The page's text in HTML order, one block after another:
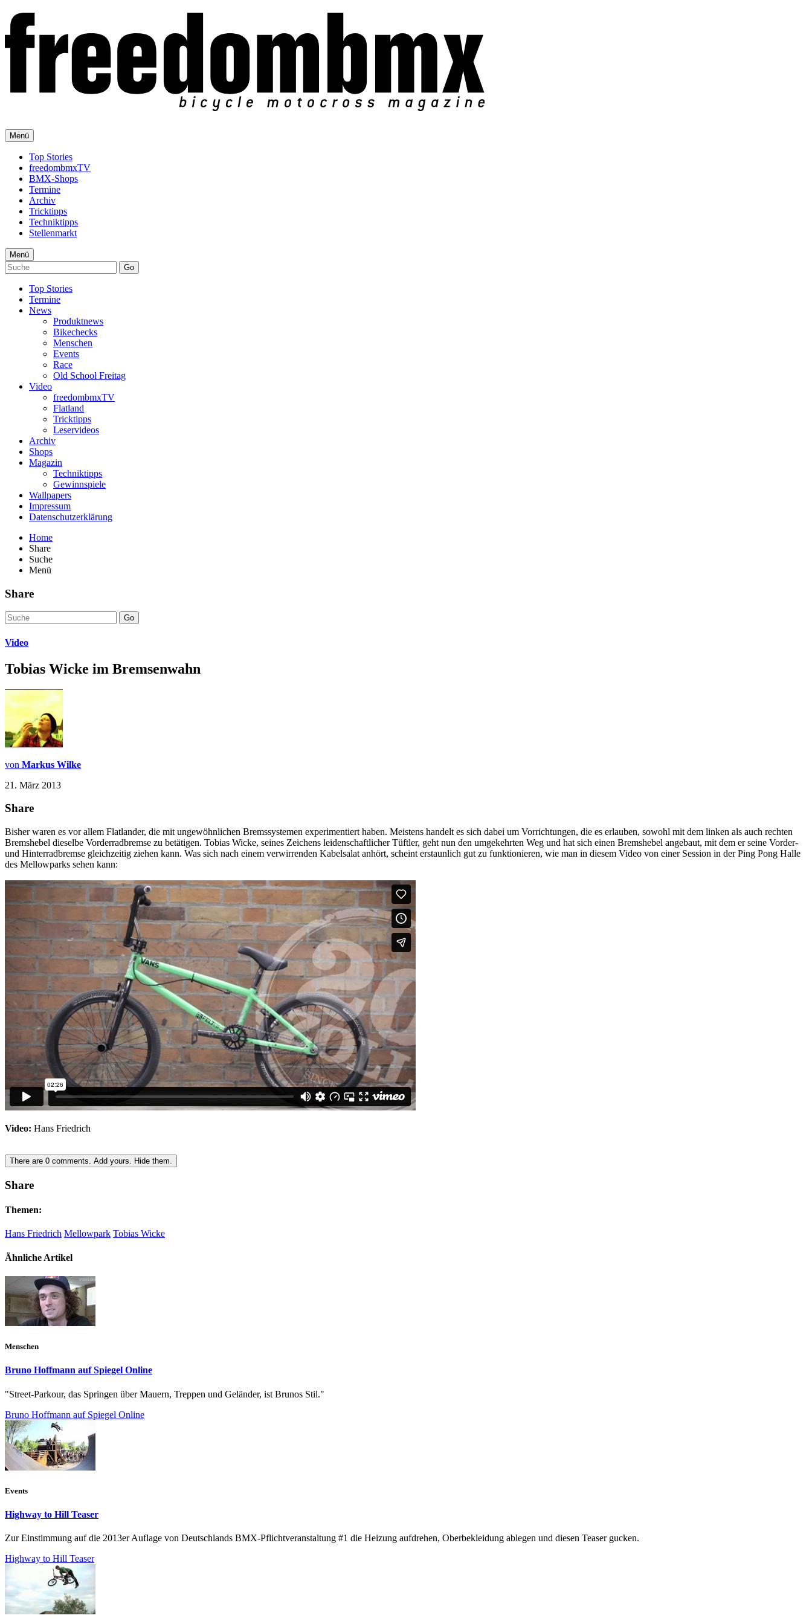
Menü
Top Stories
freedombmxTV
BMX-Shops
Termine
Archiv
Tricktipps
Techniktipps
Stellenmarkt
Menü
Go
Top Stories
Termine
News
Produktnews
Bikechecks
Menschen
Events
Race
Old School Freitag
Video
freedombmxTV
Flatland
Tricktipps
Leservideos
Archiv
Shops
Magazin
Techniktipps
Gewinnspiele
Wallpapers
Impressum
Datenschutzerklärung
Home
Share
Suche
Menü
Share
Go
Video
Tobias Wicke im Bremsenwahn
von Markus Wilke
21. März 2013
Share
Bisher waren es vor allem Flatlander, die mit ungewöhnlichen Bremssystemen experimentiert haben. Meistens handelt es sich dabei um Vorrichtungen, die es erlauben, sowohl mit dem linken als auch rechten
Bremshebel dieselbe Vorderradbremse zu betätigen. Tobias Wicke, seines Zeichens leidenschaftlicher Tüftler, geht nun den umgekehrten Weg und hat sich einen Bremshebel angebaut, mit dem er seine Vorder-
und Hinterradbremse gleichzeitig ziehen kann. Was sich nach einem verwirrenden Kabelsalat anhört, scheint erstaunlich gut zu funktionieren, wie man in diesem Video von einer Session in der Ping Pong Halle
des Mellowparks sehen kann:
Video: Hans Friedrich
There are 0 comments. Add yours. Hide them.
Share
Themen:
Hans Friedrich Mellowpark Tobias Wicke
Ähnliche Artikel
Menschen
Bruno Hoffmann auf Spiegel Online
"Street-Parkour, das Springen über Mauern, Treppen und Geländer, ist Brunos Stil."
Bruno Hoffmann auf Spiegel Online
Events
Highway to Hill Teaser
Zur Einstimmung auf die 2013er Auflage von Deutschlands BMX-Pflichtveranstaltung #1 die Heizung aufdrehen, Oberbekleidung ablegen und diesen Teaser gucken.
Highway to Hill Teaser